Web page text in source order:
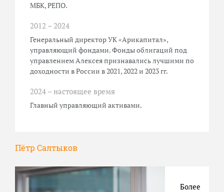
МБК, РЕПО.
2012 – 2024
Генеральный директор УК «Арикапитал»,
управляющий фондами. Фонды облигаций под
управлением Алексея признавались лучшими по
доходности в России в 2021, 2022 и 2023 гг.
2024 – настоящее время
Главный управляющий активами.
Пётр Салтыков
Более